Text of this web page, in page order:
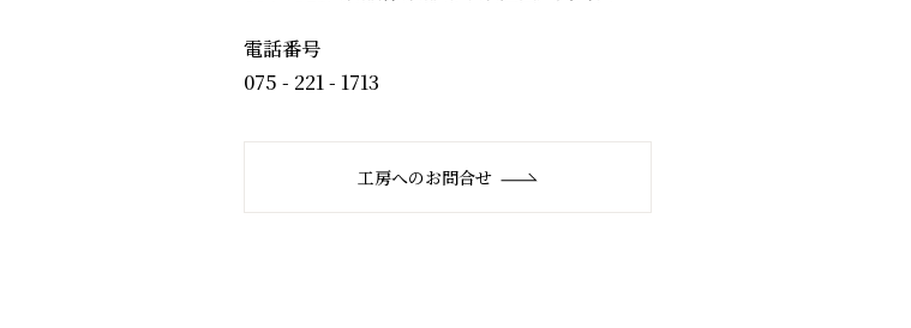
電話番号
075 - 221 - 1713
工房へのお問合せ